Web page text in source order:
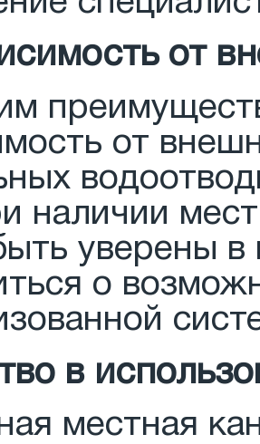
от
от
наличии
уверены
о
в
местная